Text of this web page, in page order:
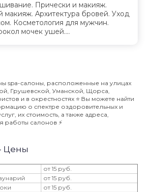
Прически и макияж.
макияж. Архитектура бровей. Уход
Косметология для мужчин.
мочек ушей....
spa-салоны, расположенные на улицах
Грушевской, Уманской, Щорса,
и в окрестностях ⭐️ Вы можете найти
о спектре оздоровительных и
их стоимость, а также адреса,
салонов ⚡️
Цены
от 15 руб.
от 15 руб.
от 15 руб.